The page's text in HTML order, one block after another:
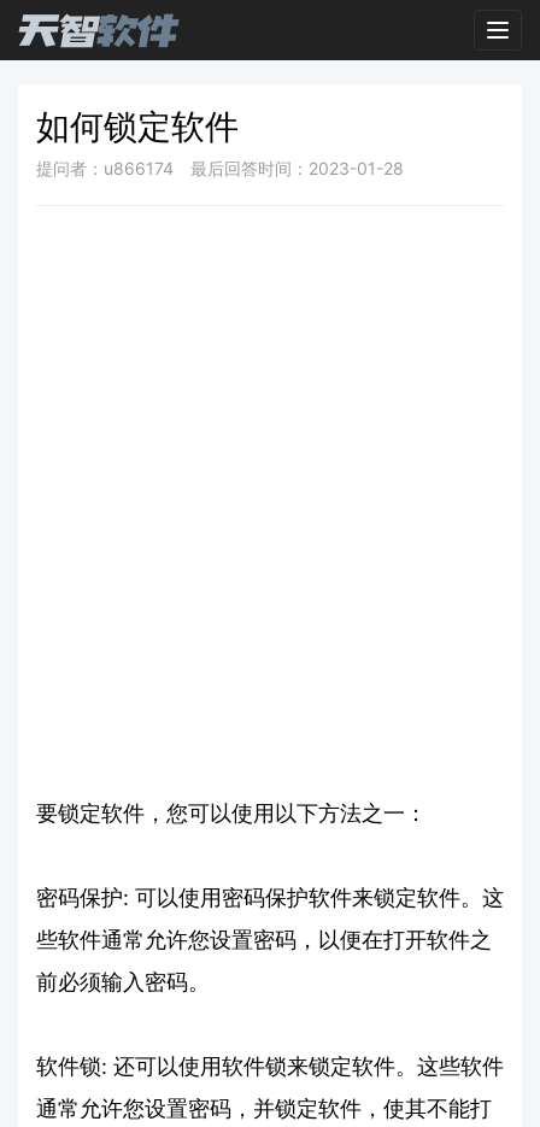
如何锁定软件
提问者：u866174 最后回答时间：2023-01-28
要锁定软件，您可以使用以下方法之一：
密码保护: 可以使用密码保护软件来锁定软件。这
些软件通常允许您设置密码，以便在打开软件之
前必须输入密码。
软件锁: 还可以使用软件锁来锁定软件。这些软件
通常允许您设置密码，并锁定软件，使其不能打